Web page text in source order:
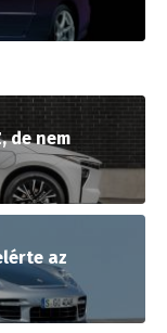
de nem
az